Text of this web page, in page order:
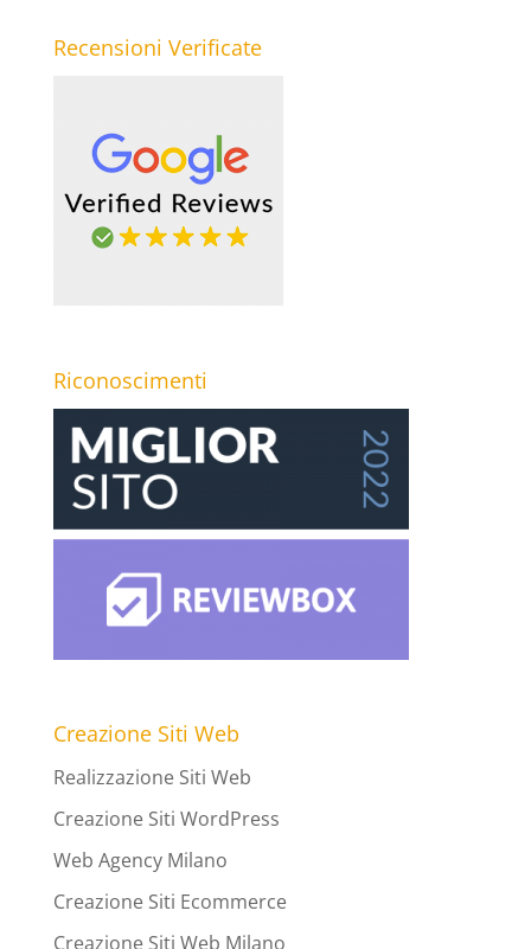
Recensioni Verificate
Riconoscimenti
Creazione Siti Web
Realizzazione Siti Web
Creazione Siti WordPress
Web Agency Milano
Creazione Siti Ecommerce
Creazione Siti Web Milano